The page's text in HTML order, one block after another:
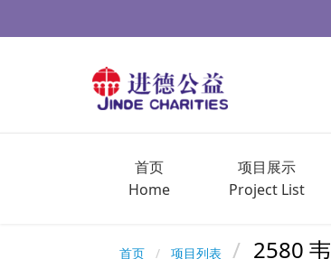
首页
Home
项目展示
Project List
首页 项目列表 2580